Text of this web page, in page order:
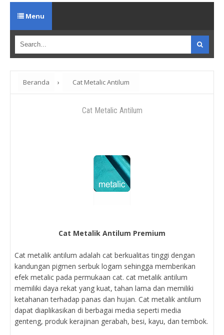
Menu
Beranda › Cat Metalic Antilum
Cat Metalic Antilum
Cat Metalik Antilum Premium
Cat metalik antilum adalah cat berkualitas tinggi dengan
kandungan pigmen serbuk logam sehingga memberikan
efek metalic pada permukaan cat. cat metalik antilum
memiliki daya rekat yang kuat, tahan lama dan memiliki
ketahanan terhadap panas dan hujan. Cat metalik antilum
dapat diaplikasikan di berbagai media seperti media
genteng, produk kerajinan gerabah, besi, kayu, dan tembok.